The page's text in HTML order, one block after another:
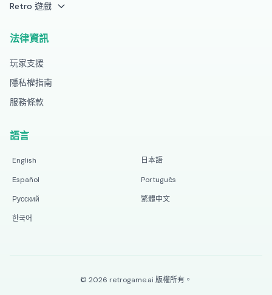
Retro 遊戲
法律資訊
玩家支援
隱私權指南
服務條款
語言
English
日本語
Español
Português
Русский
繁體中文
한국어
© 2026 retrogame.ai 版權所有。